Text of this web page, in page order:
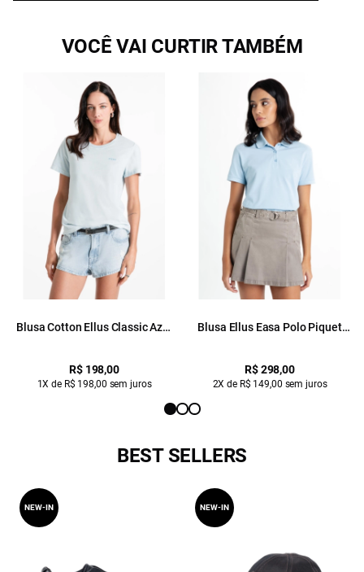
VOCÊ VAI CURTIR TAMBÉM
Blusa Cotton Ellus Classic Azul
R$ 198,00
1X de R$ 198,00 sem juros
Blusa Ellus Easa Polo Piquet
R$ 298,00
2X de R$ 149,00 sem juros
BEST SELLERS
NEW-IN NEW-IN